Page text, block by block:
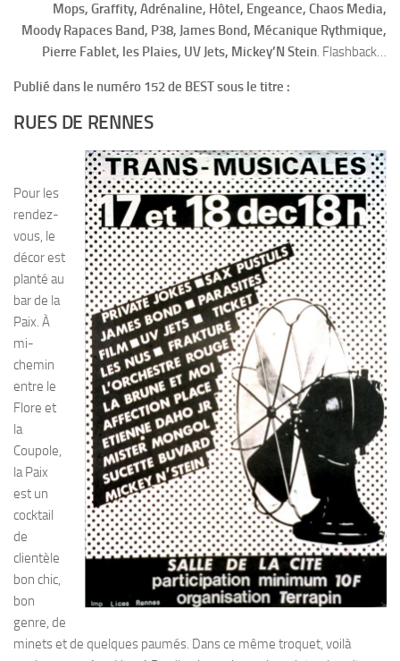
Mops, Graffity, Adrénaline, Hôtel, Engeance, Chaos Media,
Moody Rapaces Band, P38, James Bond, Mécanique Rythmique,
Pierre Fablet, les Plaies, UV Jets, Mickey’N Stein. Flashback…
Publié dans le numéro 152 de BEST sous le titre :
RUES DE RENNES
Pour les
rendez-
vous, le
décor est
planté au
bar de la
Paix. À
mi-
chemin
entre le
Flore et
la
Coupole,
la Paix
est un
cocktail
de
clientèle
bon chic,
bon
genre, de
minets et de quelques paumés. Dans ce même troquet, voilà